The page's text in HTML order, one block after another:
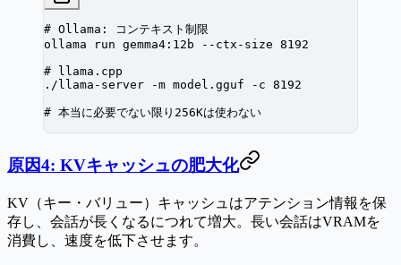
# Ollama: コンテキスト制限
ollama run gemma4:12b --ctx-size 8192
# llama.cpp
./llama-server -m model.gguf -c 8192
# 本当に必要でない限り256Kは使わない
原因4: KVキャッシュの肥大化
KV（キー・バリュー）キャッシュはアテンション情報を保
存し、会話が長くなるにつれて増大。長い会話はVRAMを
消費し、速度を低下させます。